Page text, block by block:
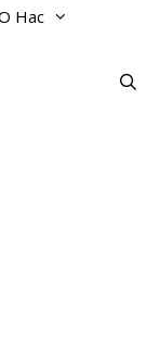
Нас